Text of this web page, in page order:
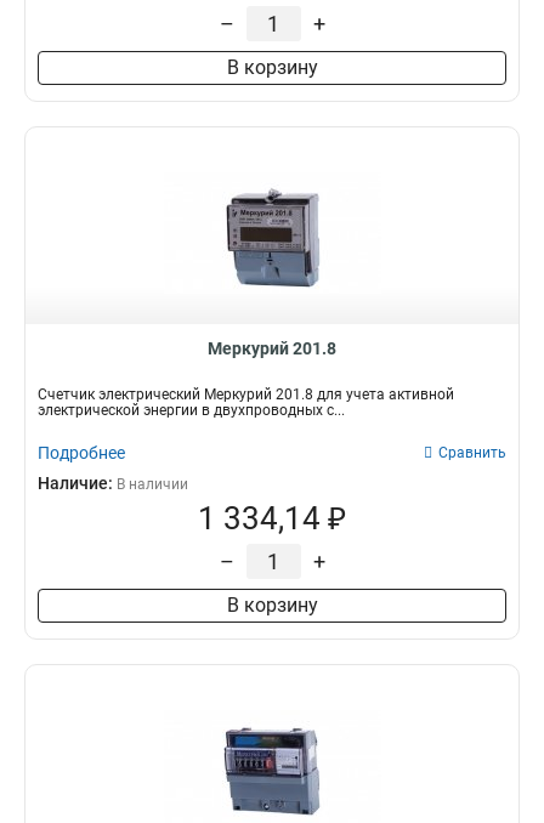
– +
В корзину
Меркурий 201.8
Счетчик электрический Меркурий 201.8 для учета активной
электрической энергии в двухпроводных с...
Подробнее Сравнить
Наличие: В наличии
1 334,14 ₽
– +
В корзину